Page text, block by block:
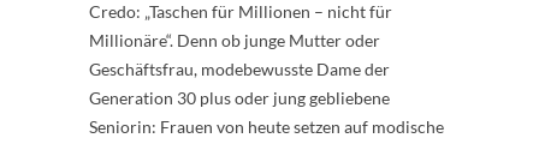
Credo: „Taschen für Millionen – nicht für
Millionäre“. Denn ob junge Mutter oder
Geschäftsfrau, modebewusste Dame der
Generation 30 plus oder jung gebliebene
Seniorin: Frauen von heute setzen auf modische